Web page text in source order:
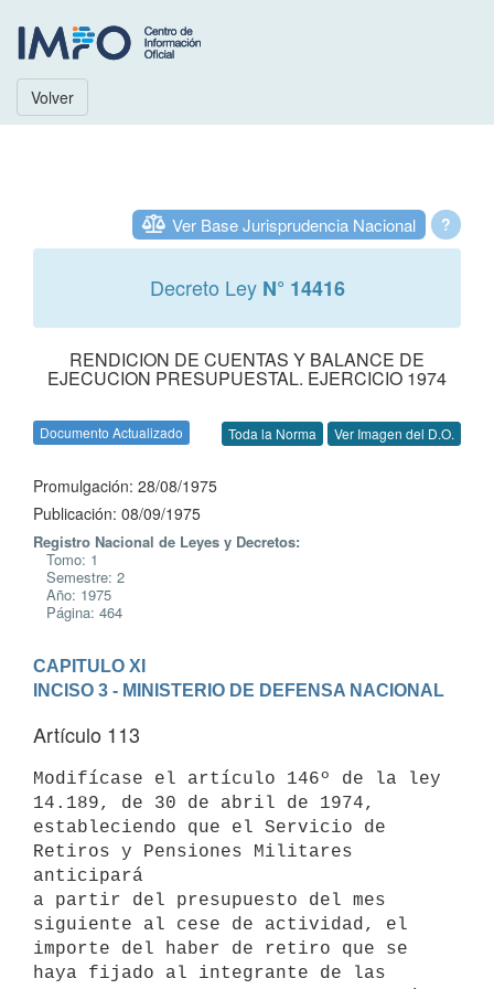
Volver
?
Ver Base Jurisprudencia Nacional
Decreto Ley N° 14416
RENDICION DE CUENTAS Y BALANCE DE
EJECUCION PRESUPUESTAL. EJERCICIO 1974
Documento Actualizado Toda la Norma Ver Imagen del D.O.
Promulgación: 28/08/1975
Publicación: 08/09/1975
Registro Nacional de Leyes y Decretos:
Tomo: 1
Semestre: 2
Año: 1975
Página: 464
CAPITULO XI
INCISO 3 - MINISTERIO DE DEFENSA NACIONAL
Artículo 113
Modifícase el artículo 146º de la ley
14.189, de 30 de abril de 1974,
estableciendo que el Servicio de
Retiros y Pensiones Militares
anticipará
a partir del presupuesto del mes
siguiente al cese de actividad, el
importe del haber de retiro que se
haya fijado al integrante de las